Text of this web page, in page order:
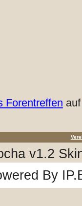
Forentreffen
v1.2
By